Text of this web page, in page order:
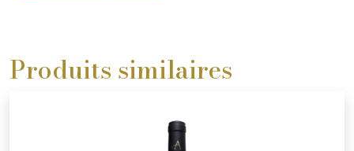
Produits similaires